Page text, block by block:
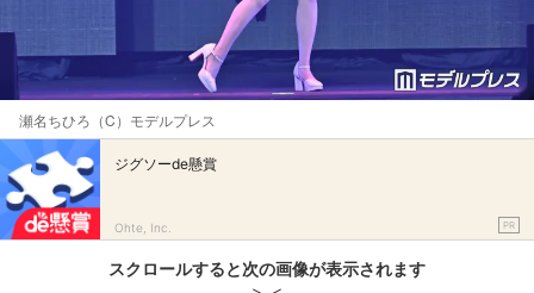
瀬名ちひろ（C）モデルプレス
ジグソーde懸賞
Ohte, Inc. PR
スクロールすると次の画像が表示されます